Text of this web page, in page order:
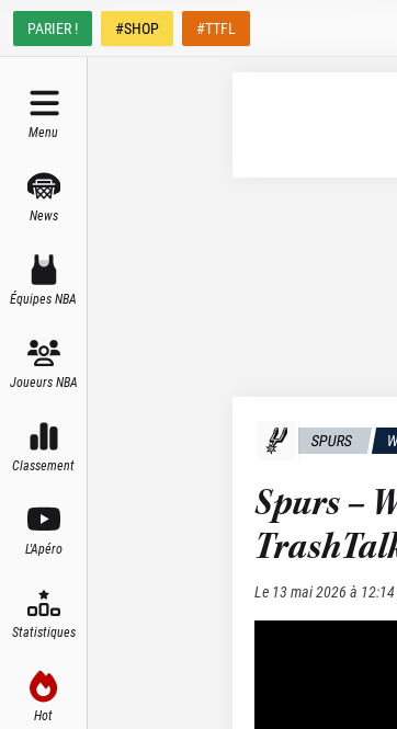
PARIER ! #SHOP #TTFL
Menu
News
Équipes NBA
Joueurs NBA
Classement
L'Apéro
Statistiques
Hot
SPURS
Spurs –
Le 13 mai 2026 à 12:14